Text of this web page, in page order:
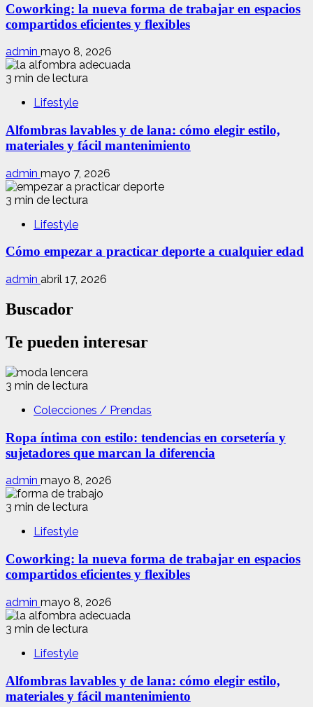
Coworking: la nueva forma de trabajar en espacios
compartidos eficientes y flexibles
admin mayo 8, 2026
3 min de lectura
Lifestyle
Alfombras lavables y de lana: cómo elegir estilo,
materiales y fácil mantenimiento
admin mayo 7, 2026
3 min de lectura
Lifestyle
Cómo empezar a practicar deporte a cualquier edad
admin abril 17, 2026
Buscador
Te pueden interesar
3 min de lectura
Colecciones / Prendas
Ropa íntima con estilo: tendencias en corsetería y
sujetadores que marcan la diferencia
admin mayo 8, 2026
3 min de lectura
Lifestyle
Coworking: la nueva forma de trabajar en espacios
compartidos eficientes y flexibles
admin mayo 8, 2026
3 min de lectura
Lifestyle
Alfombras lavables y de lana: cómo elegir estilo,
materiales y fácil mantenimiento